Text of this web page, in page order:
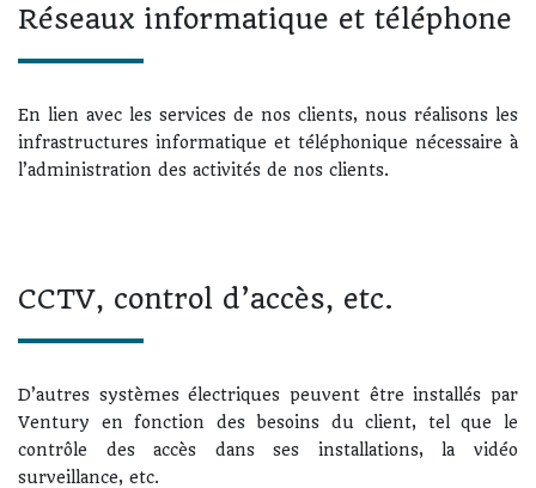
Réseaux informatique et téléphone
En lien avec les services de nos clients, nous réalisons les
infrastructures informatique et téléphonique nécessaire à
l’administration des activités de nos clients.
CCTV, control d’accès, etc.
D’autres systèmes électriques peuvent être installés par
Ventury en fonction des besoins du client, tel que le
contrôle des accès dans ses installations, la vidéo
surveillance, etc.